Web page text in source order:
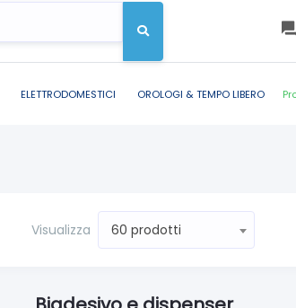
ELETTRODOMESTICI OROLOGI & TEMPO LIBERO
Visualizza 60 prodotti